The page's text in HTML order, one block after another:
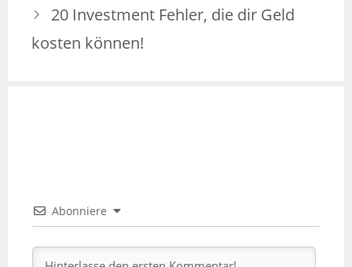
20 Investment Fehler, die dir Geld
kosten können!
Abonniere